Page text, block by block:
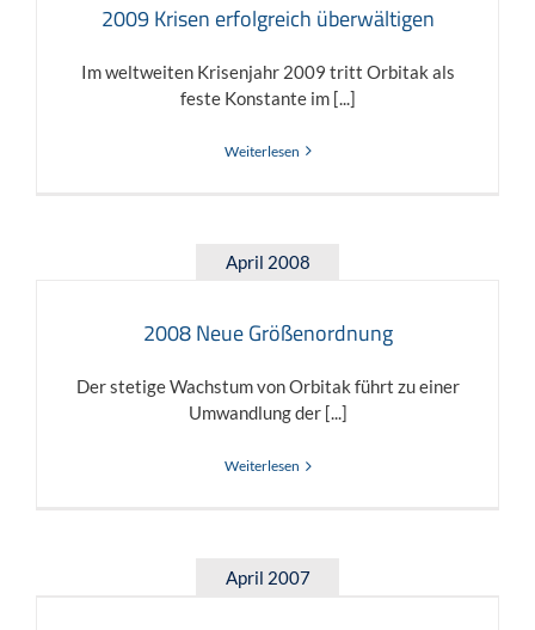
2009 Krisen erfolgreich überwältigen
Im weltweiten Krisenjahr 2009 tritt Orbitak als
feste Konstante im [...]
Weiterlesen
April 2008
2008 Neue Größenordnung
Der stetige Wachstum von Orbitak führt zu einer
Umwandlung der [...]
Weiterlesen
April 2007